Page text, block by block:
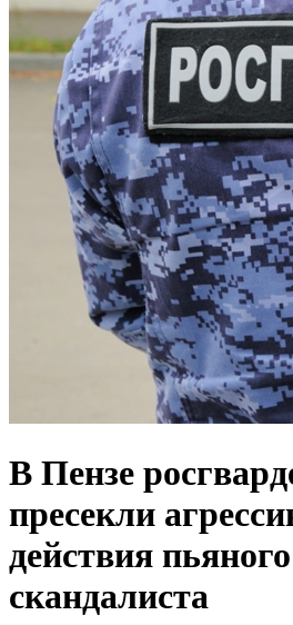
В Пензе
пресекли
действия пьяного
скандалиста